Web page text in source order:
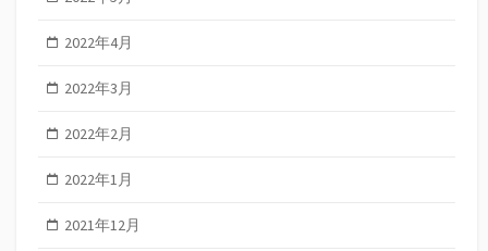
2022年4月
2022年3月
2022年2月
2022年1月
2021年12月